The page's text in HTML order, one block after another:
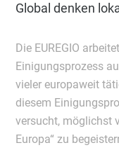
Global denken
Die EUREGIO
Einigungsprozess
vieler europaweit
diesem
versucht, möglichst
Europa“ zu